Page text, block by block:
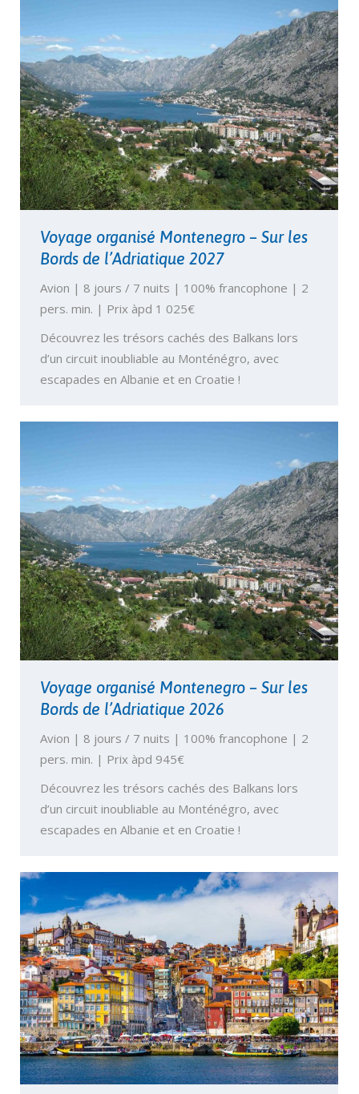
Voyage organisé Montenegro – Sur les
Bords de l’Adriatique 2027
Avion | 8 jours / 7 nuits | 100% francophone | 2
pers. min. | Prix àpd 1 025€
Découvrez les trésors cachés des Balkans lors
d’un circuit inoubliable au Monténégro, avec
escapades en Albanie et en Croatie !
Voyage organisé Montenegro – Sur les
Bords de l’Adriatique 2026
Avion | 8 jours / 7 nuits | 100% francophone | 2
pers. min. | Prix àpd 945€
Découvrez les trésors cachés des Balkans lors
d’un circuit inoubliable au Monténégro, avec
escapades en Albanie et en Croatie !